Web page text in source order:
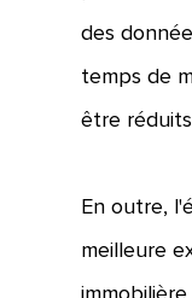
des
temps de
être
En outre,
meilleure